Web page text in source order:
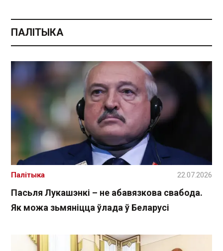
ПАЛІТЫКА
Пасьля Лукашэнкі – не абавязкова свабода.
Як можа зьмяніцца ўлада ў Беларусі
Палітыка 22.07.2026